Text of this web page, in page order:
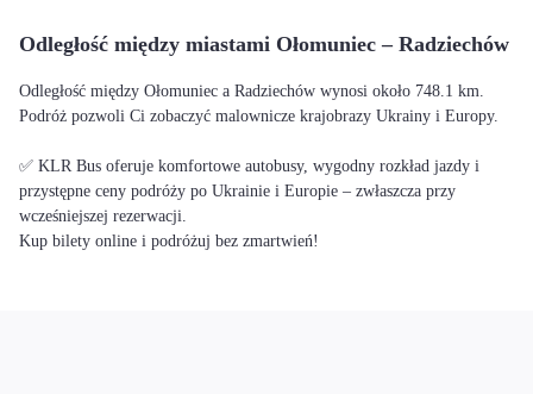
Odległość między miastami Ołomuniec – Radziechów
Odległość między Ołomuniec a Radziechów wynosi około 748.1 km.
Podróż pozwoli Ci zobaczyć malownicze krajobrazy Ukrainy i Europy.
✅ KLR Bus oferuje komfortowe autobusy, wygodny rozkład jazdy i
przystępne ceny podróży po Ukrainie i Europie – zwłaszcza przy
wcześniejszej rezerwacji.
Kup bilety online i podróżuj bez zmartwień!